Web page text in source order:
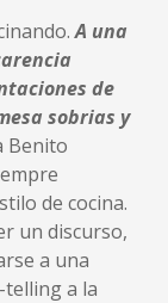
A una
de
sobrias y
Benito
de cocina.
un discurso,
a una
a la